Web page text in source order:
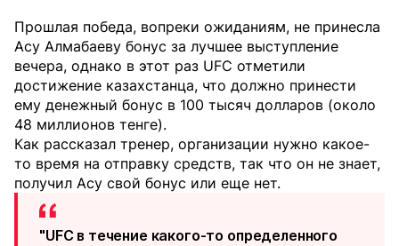
Прошлая победа, вопреки ожиданиям, не принесла
Асу Алмабаеву бонус за лучшее выступление
вечера, однако в этот раз UFC отметили
достижение казахстанца, что должно принести
ему денежный бонус в 100 тысяч долларов (около
48 миллионов тенге).
Как рассказал тренер, организации нужно какое-
то время на отправку средств, так что он не знает,
получил Асу свой бонус или еще нет.
"UFC в течение какого-то определенного